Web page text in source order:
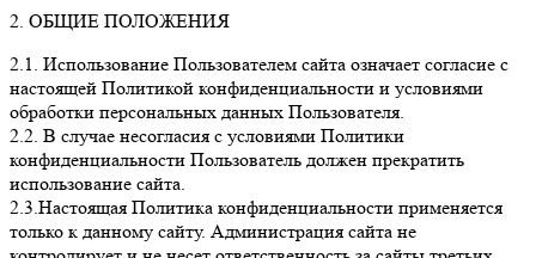
2. ОБЩИЕ ПОЛОЖЕНИЯ
2.1. Использование Пользователем сайта означает согласие с
настоящей Политикой конфиденциальности и условиями
обработки персональных данных Пользователя.
2.2. В случае несогласия с условиями Политики
конфиденциальности Пользователь должен прекратить
использование сайта.
2.3.Настоящая Политика конфиденциальности применяется
только к данному сайту. Администрация сайта не